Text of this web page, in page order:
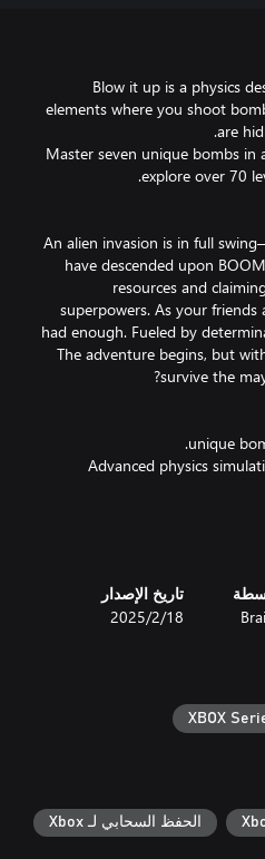
Blow it up is a physics
elements where you shoot
Master seven unique bombs in
An alien invasion is in full
have descended upon
resources and
superpowers. As your friends
had enough. Fueled by
The adventure begins, but
- Advanced physics
Blow it up isتاريخ الإصدار
18‏/2‏/2025
XBOX
الحفظ السحابي لـ Xbox